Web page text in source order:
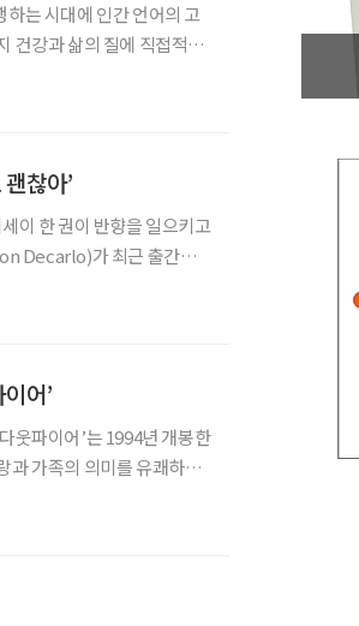
는 시대에 인간 언어의 고
건강과 삶의 질에 직접적으
찮아’
이 한 권이 반향을 일으키고
Decarlo)가 최근 출간한
어’
웃파이어’는 1994년 개봉한
과 가족의 의미를 유쾌하게